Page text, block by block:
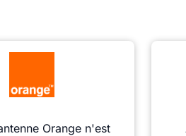
Orange n'est